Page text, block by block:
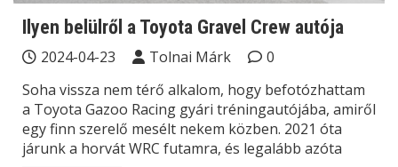
Ilyen belülről a Toyota Gravel Crew autója
2024-04-23 Tolnai Márk
0
Soha vissza nem térő alkalom, hogy befotózhattam
a Toyota Gazoo Racing gyári tréningautójába, amiről
egy finn szerelő mesélt nekem közben. 2021 óta
járunk a horvát WRC futamra, és legalább azóta